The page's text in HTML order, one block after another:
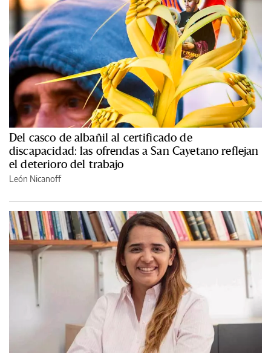
Del casco de albañil al certificado de
discapacidad: las ofrendas a San Cayetano reflejan
el deterioro del trabajo
León Nicanoff